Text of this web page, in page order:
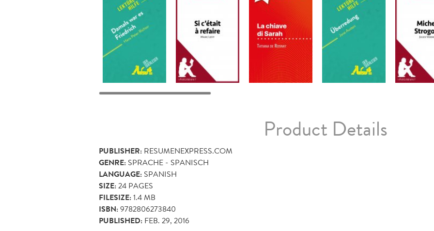
Product Details
PUBLISHER: RESUMENEXPRESS.COM
GENRE: SPRACHE - SPANISCH
LANGUAGE: SPANISH
SIZE:24 PAGES
FILESIZE:1.4 MB
ISBN:9782806273840
PUBLISHED: FEB. 29, 2016